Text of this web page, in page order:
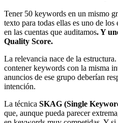
Tener 50 keywords en un mismo
texto para todas ellas es uno de
en las cuentas que auditamos. Y
Quality Score.
La relevancia nace de la
contener keywords con la misma
anuncios de ese grupo deberían
intención.
La técnica SKAG (Single
que, aunque pueda parecer